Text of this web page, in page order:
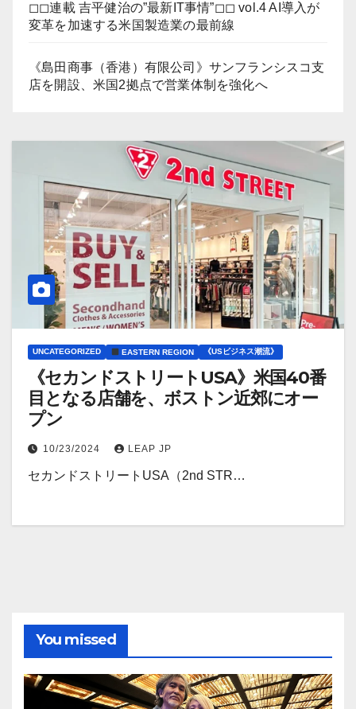
◻︎◻︎連載 吉平健治の”最新IT事情”◻︎◻︎ vol.4 AI導入が
変革を加速する米国製造業の最前線
《島田商事（香港）有限公司》サンフランシスコ支
店を開設、米国2拠点で営業体制を強化へ
UNCATEGORIZED EASTERN REGION 《USビジネス潮流》
《セカンドストリートUSA》米国40番
目となる店舗を、ボストン近郊にオー
プン
10/23/2024 LEAP JP
セカンドストリートUSA（2nd STR…
You missed